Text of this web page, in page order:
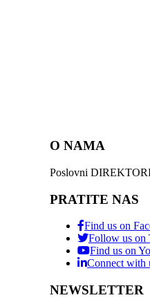
O NAMA
Poslovni
PRATITE NAS
Find us on
Follow us on
Find us on
Connect with
NEWSLETTER